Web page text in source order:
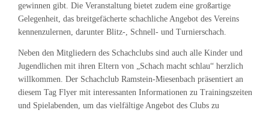
gewinnen gibt. Die Veranstaltung bietet zudem eine großartige
Gelegenheit, das breitgefächerte schachliche Angebot des Vereins
kennenzulernen, darunter Blitz-, Schnell- und Turnierschach.
Neben den Mitgliedern des Schachclubs sind auch alle Kinder und
Jugendlichen mit ihren Eltern von „Schach macht schlau“ herzlich
willkommen. Der Schachclub Ramstein-Miesenbach präsentiert an
diesem Tag Flyer mit interessanten Informationen zu Trainingszeiten
und Spielabenden, um das vielfältige Angebot des Clubs zu